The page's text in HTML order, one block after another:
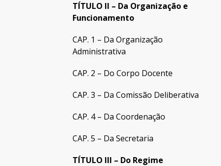
TÍTULO II – Da Organização e
Funcionamento
CAP. 1 – Da Organização
Administrativa
CAP. 2 – Do Corpo Docente
CAP. 3 – Da Comissão Deliberativa
CAP. 4 – Da Coordenação
CAP. 5 – Da Secretaria
TÍTULO III – Do Regime